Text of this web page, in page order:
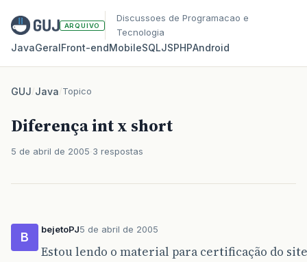
ARQUIVO
Discussoes de Programacao e
Tecnologia
JavaGeralFront‑endMobileSQLJSPHPAndroid
GUJ/Java/Topico
Diferença int x short
5 de abril de 2005 3 respostas
B
bejetoPJ5 de abril de 2005
Estou lendo o material para certificação do